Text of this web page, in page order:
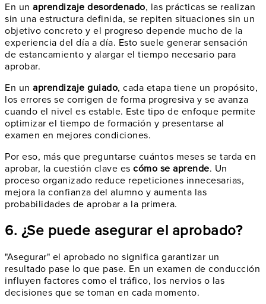
En un aprendizaje desordenado, las prácticas se realizan
sin una estructura definida, se repiten situaciones sin un
objetivo concreto y el progreso depende mucho de la
experiencia del día a día. Esto suele generar sensación
de estancamiento y alargar el tiempo necesario para
aprobar.
En un aprendizaje guiado, cada etapa tiene un propósito,
los errores se corrigen de forma progresiva y se avanza
cuando el nivel es estable. Este tipo de enfoque permite
optimizar el tiempo de formación y presentarse al
examen en mejores condiciones.
Por eso, más que preguntarse cuántos meses se tarda en
aprobar, la cuestión clave es cómo se aprende. Un
proceso organizado reduce repeticiones innecesarias,
mejora la confianza del alumno y aumenta las
probabilidades de aprobar a la primera.
6. ¿Se puede asegurar el aprobado?
"Asegurar" el aprobado no significa garantizar un
resultado pase lo que pase. En un examen de conducción
influyen factores como el tráfico, los nervios o las
decisiones que se toman en cada momento.